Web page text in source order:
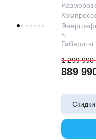
ь:
Габариты:
889
1 299 990